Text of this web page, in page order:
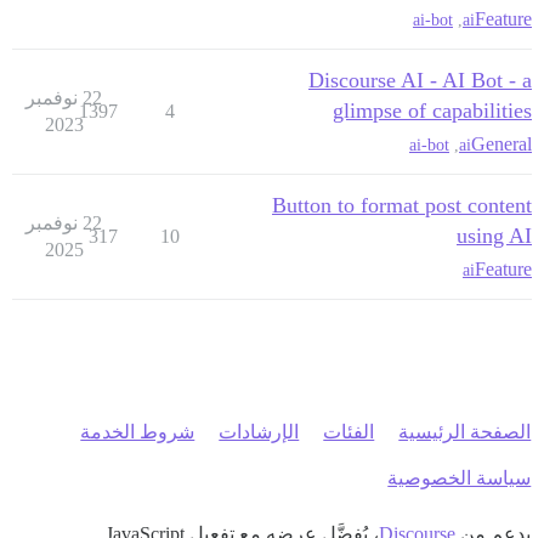
Feature
ai
ai-bot
Discourse AI - AI Bot - a
glimpse of capabilities
General
ai
ai-bot
4
1397
22 نوفمبر
2023
Button to format post content
using AI
Feature
ai
10
317
22 نوفمبر
2025
الصفحة الرئيسية الفئات الإرشادات شروط الخدمة
سياسة الخصوصية